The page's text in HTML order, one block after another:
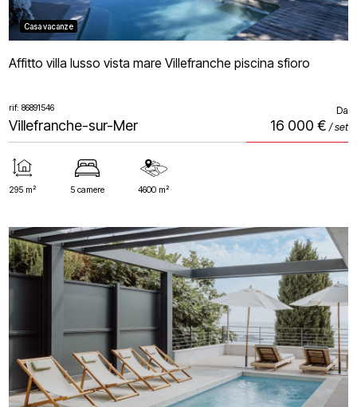
Casa vacanze
Affitto villa lusso vista mare Villefranche piscina sfioro
rif: 86891546 Da
16 000 € / set
Villefranche-sur-Mer
295 m² 5 camere 4600 m²